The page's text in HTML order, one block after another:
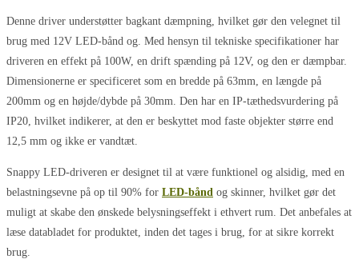
Denne driver understøtter bagkant dæmpning, hvilket gør den velegnet til
brug med 12V LED-bånd og. Med hensyn til tekniske specifikationer har
driveren en effekt på 100W, en drift spænding på 12V, og den er dæmpbar.
Dimensionerne er specificeret som en bredde på 63mm, en længde på
200mm og en højde/dybde på 30mm. Den har en IP-tæthedsvurdering på
IP20, hvilket indikerer, at den er beskyttet mod faste objekter større end
12,5 mm og ikke er vandtæt​​.
Snappy LED-driveren er designet til at være funktionel og alsidig, med en
belastningsevne på op til 90% for LED-bånd og skinner, hvilket gør det
muligt at skabe den ønskede belysningseffekt i ethvert rum​​. Det anbefales at
læse databladet for produktet, inden det tages i brug, for at sikre korrekt
brug.